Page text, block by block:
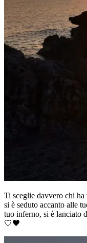
Ti sceglie davvero chi
si è seduto accanto alle
tuo inferno, si è lanciato
🤍🖤